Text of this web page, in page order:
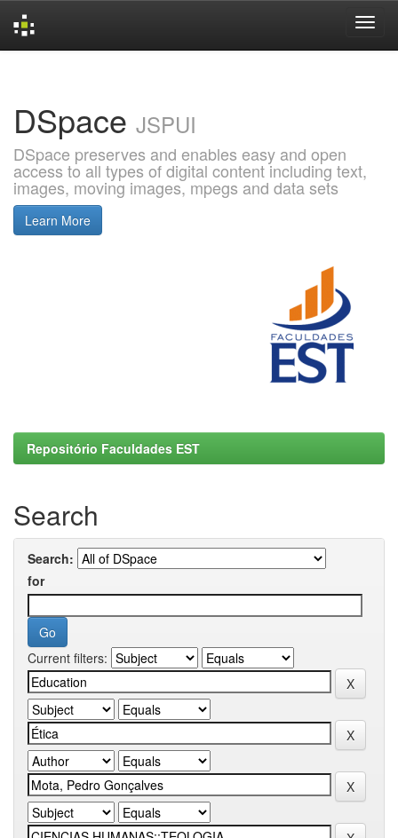
DSpace JSPUI
DSpace preserves and enables easy and open
access to all types of digital content including text,
images, moving images, mpegs and data sets
Learn More
Repositório Faculdades EST
Search
Search:
for
Current filters: